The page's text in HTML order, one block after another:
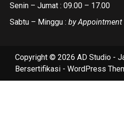
Senin – Jumat : 09.00 – 17.00
Sabtu – Minggu : by Appointment
Copyright © 2026 AD Studio -
Bersertifikasi - WordPress